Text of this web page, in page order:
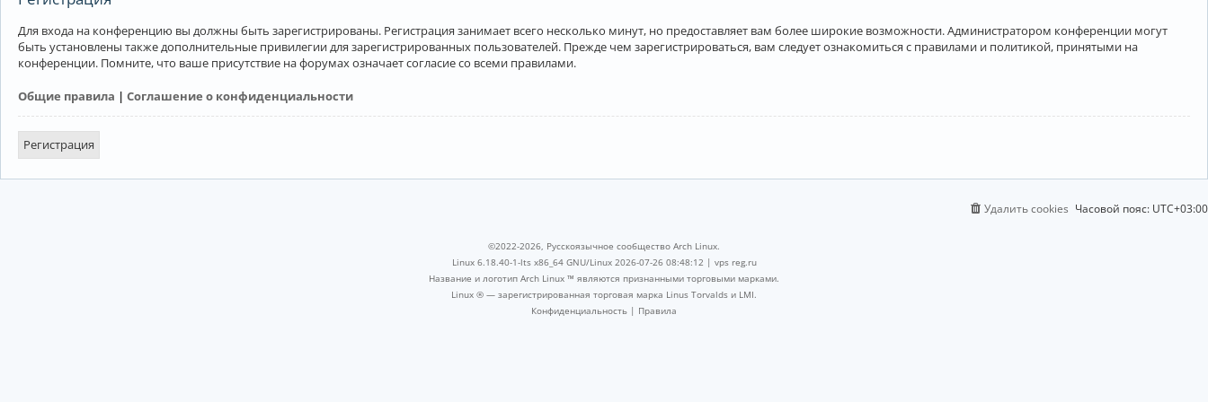
Для входа на конференцию вы должны быть зарегистрированы. Регистрация занимает всего несколько минут, но предоставляет вам более широкие возможности. Администратором конференции могут
быть установлены также дополнительные привилегии для зарегистрированных пользователей. Прежде чем зарегистрироваться, вам следует ознакомиться с правилами и политикой, принятыми на
конференции. Помните, что ваше присутствие на форумах означает согласие со всеми правилами.
Общие правила | Соглашение о конфиденциальности
Регистрация
Часовой пояс: UTC+03:00
Удалить cookies
©2022-2026, Русскоязычное сообщество Arch Linux.
Linux 6.18.40-1-lts x86_64 GNU/Linux 2026-07-26 08:48:12 | vps reg.ru
Название и логотип Arch Linux ™ являются признанными торговыми марками.
Linux ® — зарегистрированная торговая марка Linus Torvalds и LMI.
Конфиденциальность | Правила